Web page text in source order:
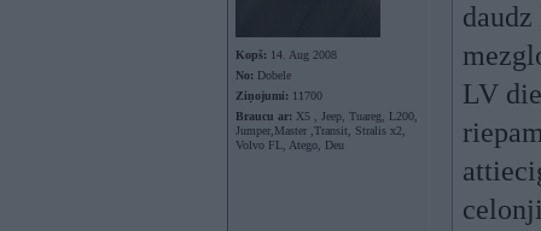
Kopš: 14. Aug 2008
No: Dobele
Ziņojumi: 11700
Braucu ar: X5 , Jeep, Tuareg, L200,
Jumper,Master ,Transit, Stralis x2,
Volvo FL, Atego, Deu
LV